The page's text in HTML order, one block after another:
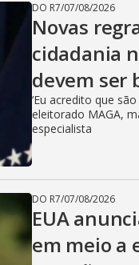
DO R7/07/08/2026
Novas
cidadania
devem ser
‘Eu acredito que
eleitorado MAGA,
especialista
DO R7/07/08/2026
EUA
em meio a